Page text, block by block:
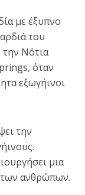
με έξυπνο
του
Νότια
όταν
εξωγήινοι
την
μια
ανθρώπων.